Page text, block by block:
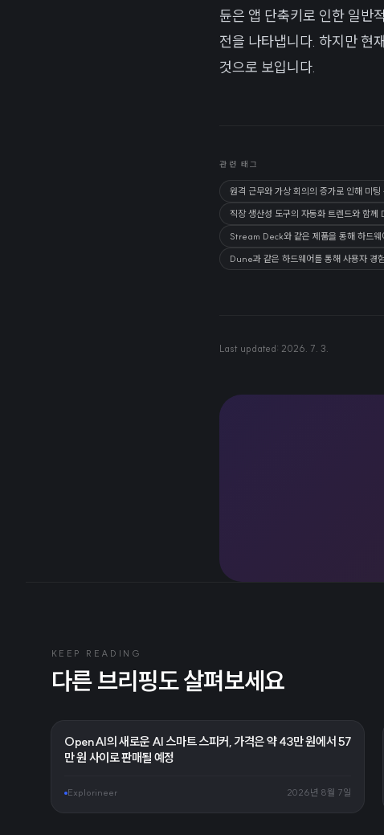
듄은 앱 단축키로 인한 일반
전을 나타냅니다. 하지만 현
것으로 보입니다.
관련 태그
원격 근무와 가상 회의의 증가로 인해 미
직장 생산성 도구의 자동화 트렌드와 함
Stream Deck와 같은 제품을 통해 하드웨
Dune과 같은 하드웨어를 통해 사용자 경
Last updated: 2026. 7. 3.
KEEP READING
다른 브리핑도 살펴보세요
OpenAI의 새로운 AI 스마트 스피커, 가격은 약 43만 원에서 57
만 원 사이로 판매될 예정
Explorineer 2026년 8월 7일